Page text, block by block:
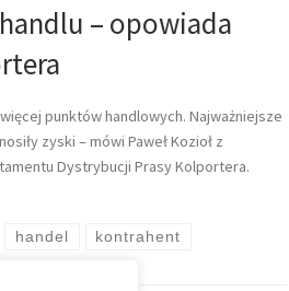
– opowiada
punktów handlowych. Najważniejsze
zyski – mówi Paweł Kozioł z
Dystrybucji Prasy Kolportera.
handel kontrahent